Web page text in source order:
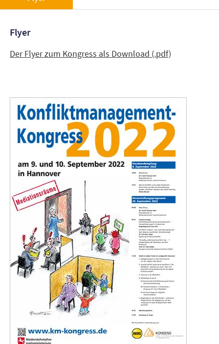
Flyer
Der Flyer zum Kongress als Download (.pdf)